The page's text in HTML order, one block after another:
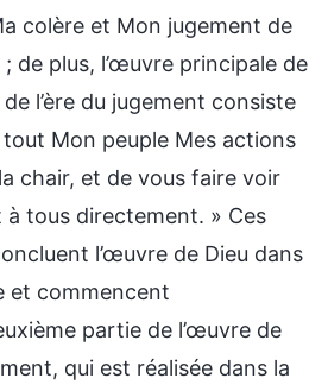
colère et Mon jugement de
de plus, l’œuvre principale de
l’ère du jugement consiste
Mon peuple Mes actions
chair, et de vous faire voir
tous directement. » Ces
l’œuvre de Dieu dans
et commencent
partie de l’œuvre de
qui est réalisée dans la